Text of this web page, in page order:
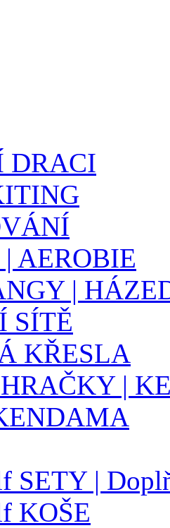
DRACI
AEROBIE
|
SÍTĚ
KŘESLA
|
SETY |
KOŠE